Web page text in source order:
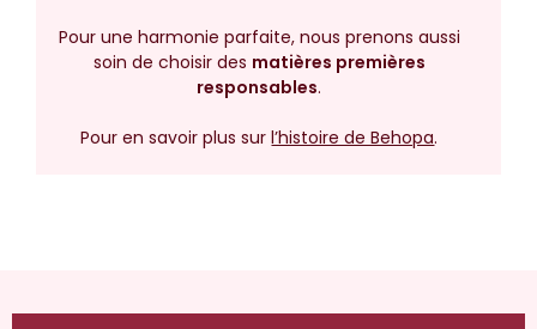
Pour une harmonie parfaite, nous prenons aussi
soin de choisir des matières premières
responsables.
Pour en savoir plus surl’histoire de Behopa.